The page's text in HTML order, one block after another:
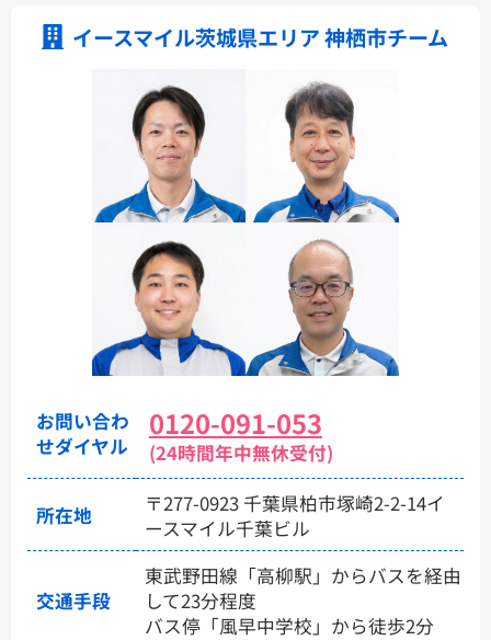
イースマイル茨城県エリア 神栖市チーム
お問い合わ
せダイヤル
0120-091-053
(24時間年中無休受付)
所在地
〒277-0923 千葉県柏市塚崎2-2-14イ
ースマイル千葉ビル
交通手段
東武野田線「高柳駅」からバスを経由
して23分程度
バス停「風早中学校」から徒歩2分